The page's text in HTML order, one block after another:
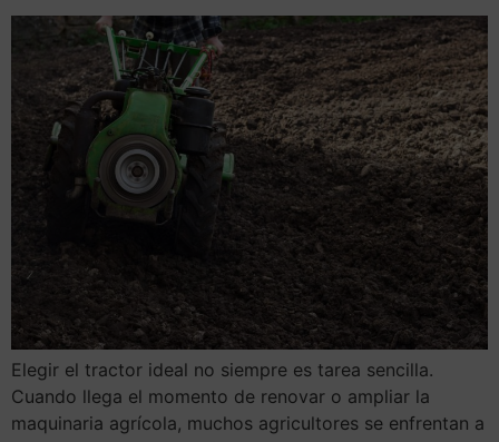
Elegir el tractor ideal no siempre es tarea sencilla.
Cuando llega el momento de renovar o ampliar la
maquinaria agrícola, muchos agricultores se enfrentan a